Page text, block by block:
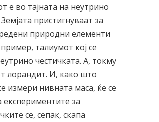
е во тајната на неутрино
пристигнуваат за
природни елементи
талиумот кој се
честичката. А, токму
лорандит. И, како што
измери нивната маса, ќе се
за
се, сепак, скапа